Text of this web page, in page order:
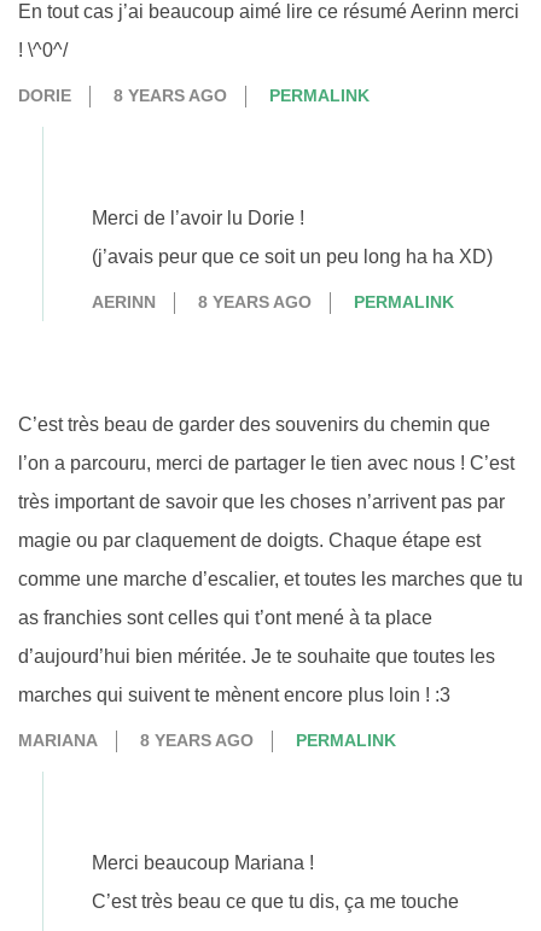
En tout cas j’ai beaucoup aimé lire ce résumé Aerinn merci
! \^0^/
DORIE 8 YEARS AGO PERMALINK
Merci de l’avoir lu Dorie !
(j’avais peur que ce soit un peu long ha ha XD)
AERINN 8 YEARS AGO PERMALINK
C’est très beau de garder des souvenirs du chemin que
l’on a parcouru, merci de partager le tien avec nous ! C’est
très important de savoir que les choses n’arrivent pas par
magie ou par claquement de doigts. Chaque étape est
comme une marche d’escalier, et toutes les marches que tu
as franchies sont celles qui t’ont mené à ta place
d’aujourd’hui bien méritée. Je te souhaite que toutes les
marches qui suivent te mènent encore plus loin ! :3
MARIANA 8 YEARS AGO PERMALINK
Merci beaucoup Mariana !
C’est très beau ce que tu dis, ça me touche